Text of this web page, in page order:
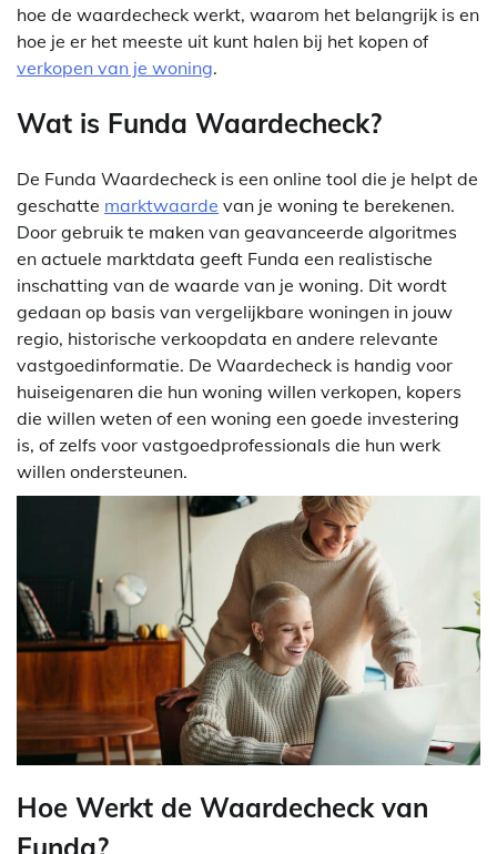
hoe de waardecheck werkt, waarom het belangrijk is en
hoe je er het meeste uit kunt halen bij het kopen of
verkopen van je woning.
Wat is Funda Waardecheck?
De Funda Waardecheck is een online tool die je helpt de
geschatte marktwaarde van je woning te berekenen.
Door gebruik te maken van geavanceerde algoritmes
en actuele marktdata geeft Funda een realistische
inschatting van de waarde van je woning. Dit wordt
gedaan op basis van vergelijkbare woningen in jouw
regio, historische verkoopdata en andere relevante
vastgoedinformatie. De Waardecheck is handig voor
huiseigenaren die hun woning willen verkopen, kopers
die willen weten of een woning een goede investering
is, of zelfs voor vastgoedprofessionals die hun werk
willen ondersteunen.
Hoe Werkt de Waardecheck van